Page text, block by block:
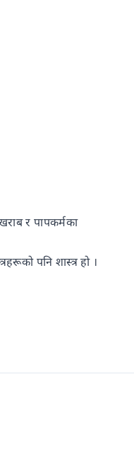
र पापकर्मका
पनि शास्त्र हो ।